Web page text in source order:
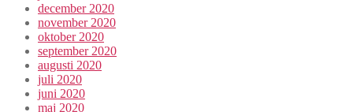
december 2020
november 2020
oktober 2020
september 2020
augusti 2020
juli 2020
juni 2020
maj 2020